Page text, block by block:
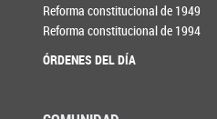
Reforma constitucional de 1949
Reforma constitucional de 1994
ÓRDENES DEL DÍA